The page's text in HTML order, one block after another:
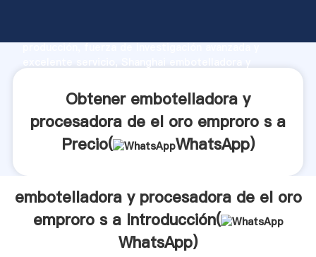
producción, fuerza de investigación avanzada y
valor y aporta valores a todos los clientes.
Obtener embotelladora y
procesadora de el oro emproro s a
Precio(
WhatsApp)
embotelladora y procesadora de el oro
emproro s a Introducción(
WhatsApp)